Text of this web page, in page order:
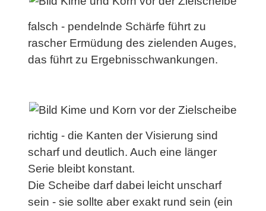
falsch - pendelnde Schärfe führt zu
rascher Ermüdung des zielenden Auges,
das führt zu Ergebnisschwankungen.
richtig - die Kanten der Visierung sind
scharf und deutlich. Auch eine länger
Serie bleibt konstant.
Die Scheibe darf dabei leicht unscharf
sein - sie sollte aber exakt rund sein (ein